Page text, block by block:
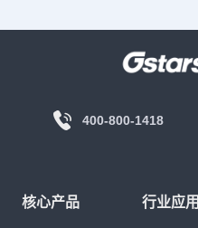
400-800-1418
核心产品 行业应用